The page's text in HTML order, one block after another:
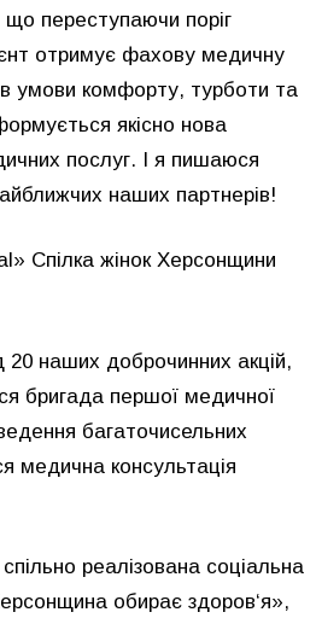
що переступаючи поріг
отримує фахову медичну
умови комфорту, турботи та
якісно нова
послуг. І я пишаюся
наших партнерів!
Спілка жінок Херсонщини
наших доброчинних акцій,
бригада першої медичної
багаточисельних
медична консультація
реалізована соціальна
обирає здоров‘я»,